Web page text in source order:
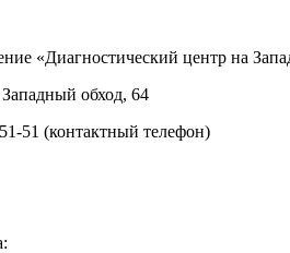
«Диагностический центр на
обход, 64
51 (контактный телефон)